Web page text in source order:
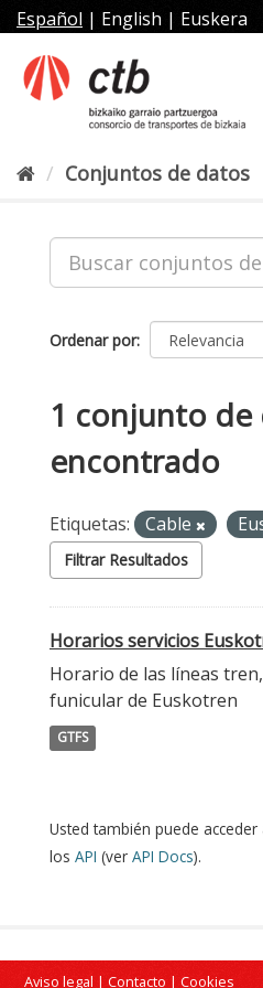
al
contenido
Español | English | Euskera
Conjuntos de datos
Ordenar por
1 conjunto de
encontrado
Etiquetas: Cable
Filtrar Resultados
Horarios servicios
Horario de las líneas
funicular de Euskotren
GTFS
Usted también puede
los API (ver API Docs).
Aviso legal | Contacto | Cookies